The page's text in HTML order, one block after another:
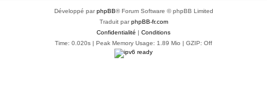
Développé parphpBB® Forum Software © phpBB Limited
Traduit parphpBB-fr.com
Confidentialité | Conditions
Time: 0.020s | Peak Memory Usage: 1.89 Mio | GZIP: Off